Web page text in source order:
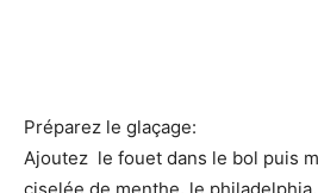
Préparez le glaçage:
Ajoutez le fouet dans le bol puis
ciselée de menthe, le